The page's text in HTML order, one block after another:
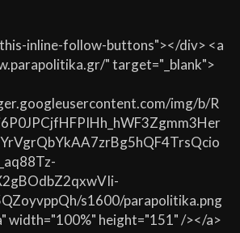
inline-follow-buttons"></div> <a
" target="_blank">
img/b/R
s1600/parapolitika.png
width="100%" height="151" /></a>